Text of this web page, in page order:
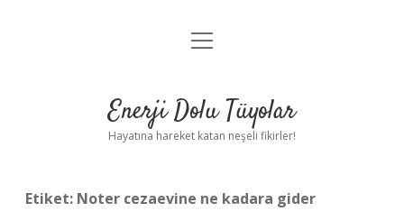
Anasayfa
Yasal Uyarı
menüyü
Enerji Dolu Tüyolar
Hayatına hareket katan neşeli fikirler!
Etiket: Noter cezaevine ne kadara gider